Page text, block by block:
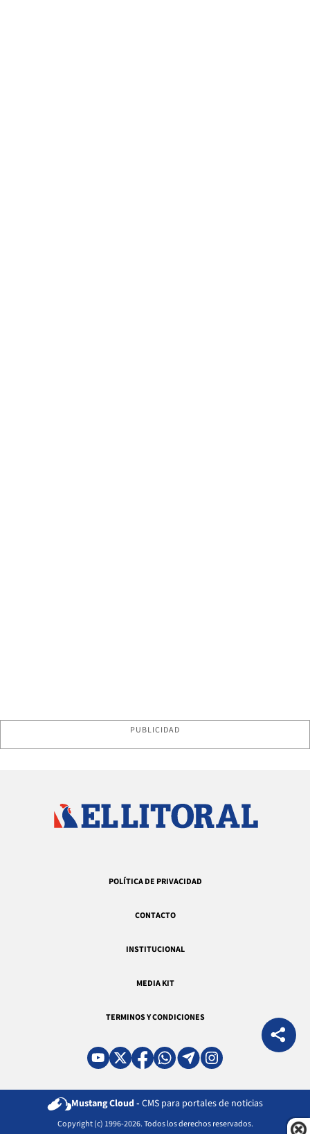
PUBLICIDAD
POLÍTICA DE PRIVACIDAD
CONTACTO
INSTITUCIONAL
MEDIA KIT
TERMINOS Y CONDICIONES
Mustang Cloud - CMS para portales de noticias
Copyright (c) 1996-2026. Todos los derechos reservados.